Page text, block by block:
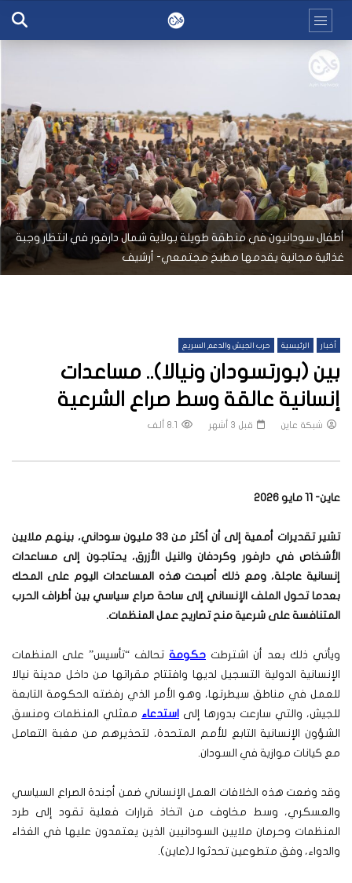
أطفال سودانيون في منطقة طويلة بولاية شمال دارفور في انتظار وجبة
غذائية مجانية يقدمها مطبخ مجتمعي- أرشيف
أخبار الرئيسية حرب الجيش والدعم السريع
بين (بورتسودان ونيالا).. مساعدات
إنسانية عالقة وسط صراع الشرعية
شبكة عاين قبل 3 أشهر 8.1 ألف
عاين- 11 مايو 2026
تشير تقديرات أممية إلى أن أكثر من 33 مليون سوداني، بينهم ملايين
الأشخاص في دارفور وكردفان والنيل الأزرق، يحتاجون إلى مساعدات
إنسانية عاجلة، ومع ذلك أصبحت هذه المساعدات اليوم على المحك
بعدما تحول الملف الإنساني إلى ساحة صراع سياسي بين أطراف الحرب
المتنافسة على شرعية منح تصاريح عمل المنظمات.
ويأتي ذلك بعد أن اشترطت حكومة تحالف “تأسيس” على المنظمات
الإنسانية الدولية التسجيل لديها وافتتاح مقراتها من داخل مدينة نيالا
للعمل في مناطق سيطرتها، وهو الأمر الذي رفضته الحكومة التابعة
للجيش، والتي سارعت بدورها إلى استدعاء ممثلي المنظمات ومنسق
الشؤون الإنسانية التابع للأمم المتحدة، لتحذيرهم من مغبة التعامل
مع كيانات موازية في السودان.
وقد وضعت هذه الخلافات العمل الإنساني ضمن أجندة الصراع السياسي
والعسكري، وسط مخاوف من اتخاذ قرارات فعلية تقود إلى طرد
المنظمات وحرمان ملايين السودانيين الذين يعتمدون عليها في الغذاء
والدواء، وفق متطوعين تحدثوا لـ(عاين).